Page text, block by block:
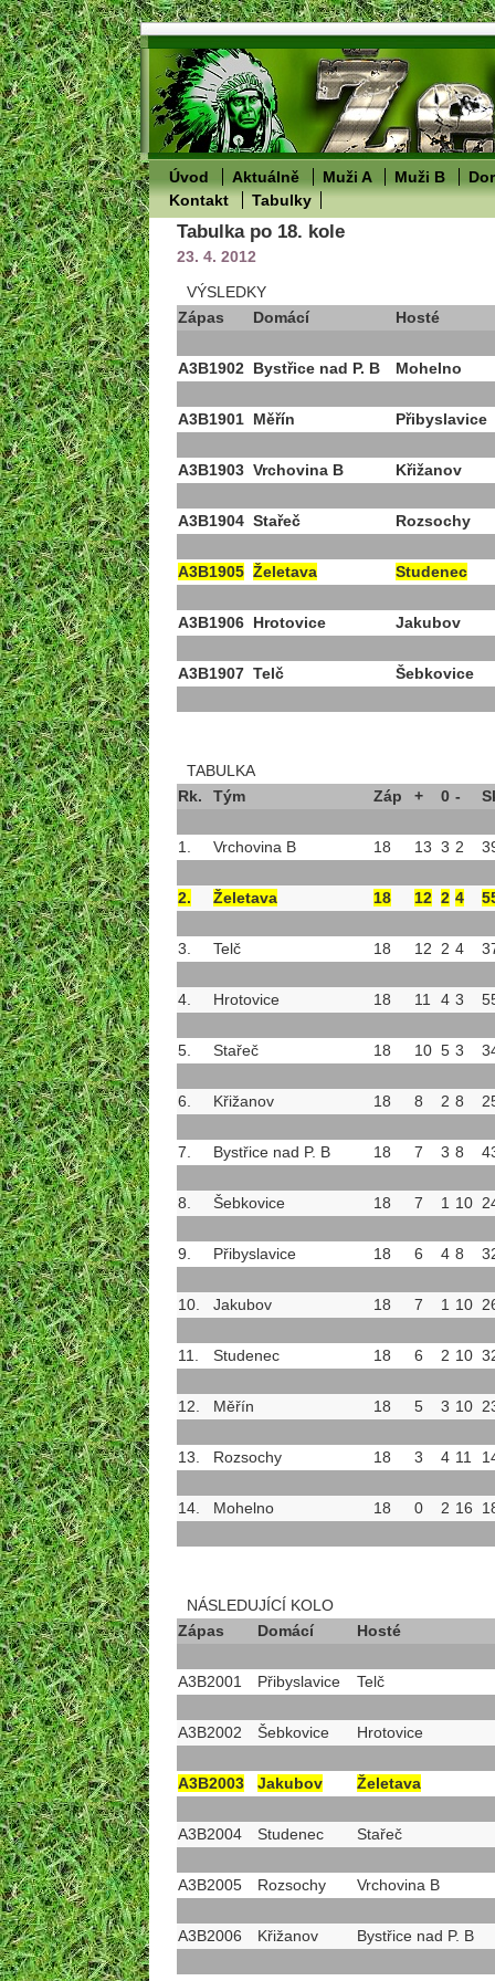
Úvod Aktuálně Muži A Muži B
Kontakt
Tabulky
Tabulka po 18. kole
23. 4. 2012
VÝSLEDKY
Zápas
Domácí Hosté
A3B1902 Bystřice nad P. B Mohelno
A3B1901 Měřín Přibyslavice
A3B1903 Vrchovina B Křižanov
A3B1904 Stařeč Rozsochy
A3B1905 Želetava Studenec
A3B1906 Hrotovice Jakubov
A3B1907 Telč Šebkovice
TABULKA
Rk.
Tým Záp + 0 -
1. Vrchovina B 18 13 3 2
2. Želetava 18 12 2 4
3. Telč 18 12 2 4
4. Hrotovice 18 11 4 3
5. Stařeč 18 10 5 3
6. Křižanov 18 8 2 8
7. Bystřice nad P. B 18 7 3 8
8. Šebkovice 18 7 1 10
9. Přibyslavice 18 6 4 8
10. Jakubov 18 7 1 10
11. Studenec 18 6 2 10
12. Měřín 18 5 3 10
13. Rozsochy 18 3 4 11
14. Mohelno 18 0 2 16
NÁSLEDUJÍCÍ KOLO
Zápas
Domácí Hosté
A3B2001 Přibyslavice Telč
A3B2002 Šebkovice Hrotovice
A3B2003 Jakubov Želetava
A3B2004 Studenec Stařeč
A3B2005 Rozsochy Vrchovina B
A3B2006 Křižanov Bystřice nad P. B